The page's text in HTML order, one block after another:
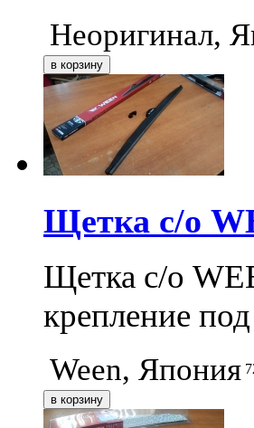
Неоригинал,
Щетка с/о
Щетка с/о
крепление
Ween, Япония